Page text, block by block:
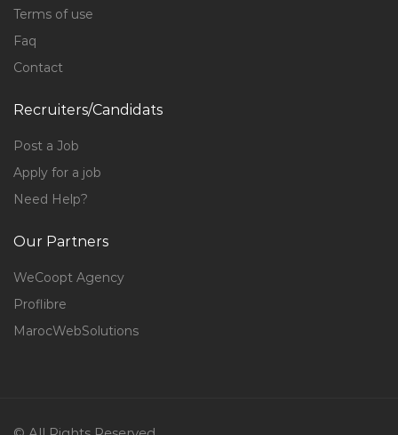
Terms of use
Faq
Contact
Recruiters/Candidats
Post a Job
Apply for a job
Need Help?
Our Partners
WeCoopt Agency
Proflibre
MarocWebSolutions